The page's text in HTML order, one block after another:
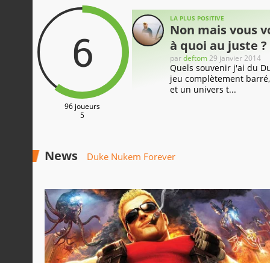
6
96 joueurs
5
LA PLUS POSITIVE
Non mais vous
à quoi au juste ?
pardeftom29 janvier 2014
Quels souvenir j'ai du
jeu complètement
et un univers t...
News Duke Nukem Forever